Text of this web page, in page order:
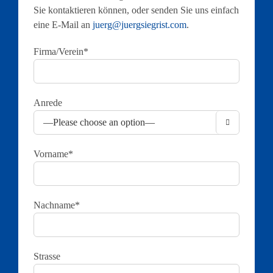
Sie kontaktieren können, oder senden Sie uns einfach
eine E-Mail an juerg@juergsiegrist.com.
Firma/Verein*
Anrede

Vorname*
Nachname*
Strasse